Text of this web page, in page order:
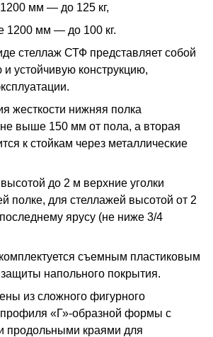
мм — до 125 кг,
1200 мм — до 100 кг.
стеллаж СТФ представляет собой
устойчивую конструкцию,
жесткости нижняя полка
не выше 150 мм от пола, а вторая
к стойкам через металлические
до 2 м верхние уголки
полке, для стеллажей высотой от 2
ярусу (не ниже 3/4
съемным пластиковым
напольного покрытия.
из сложного фигурного
профиля «Г»-образной формы с
продольными краями для